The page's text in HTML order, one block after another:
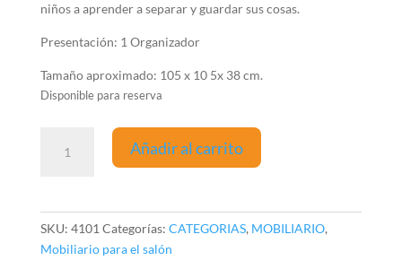
niños a aprender a separar y guardar sus cosas.
Presentación: 1 Organizador
Tamaño aproximado: 105 x 10 5x 38 cm.
Disponible para reserva
Escalera
Añadir al carrito
SKU: 4101 Categorías: CATEGORIAS, MOBILIARIO,
Mobiliario para el salón